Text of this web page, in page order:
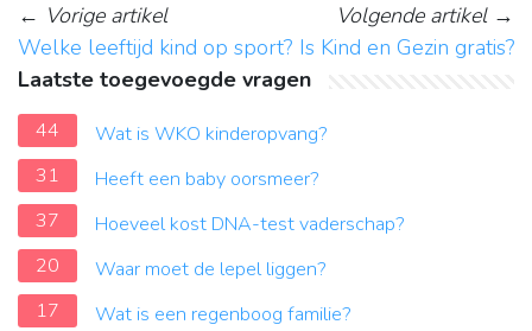
← Vorige artikel
Welke leeftijd kind op sport?
Volgende artikel→
Is Kind en Gezin gratis?
Laatste toegevoegde vragen
44
Wat is WKO kinderopvang?
31
Heeft een baby oorsmeer?
37
Hoeveel kost DNA-test vaderschap?
20
Waar moet de lepel liggen?
17
Wat is een regenboog familie?